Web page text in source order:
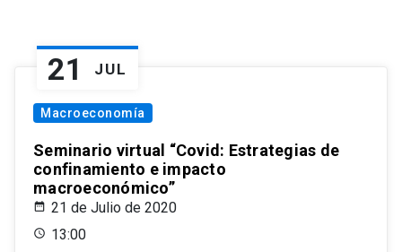
21 JUL
Macroeconomía
Seminario virtual “Covid: Estrategias de
confinamiento e impacto
macroeconómico”
21 de Julio de 2020
13:00